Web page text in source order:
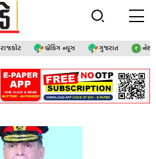
રાજકોટ બ્રેકિંગ ન્યૂઝ ગુજરાત